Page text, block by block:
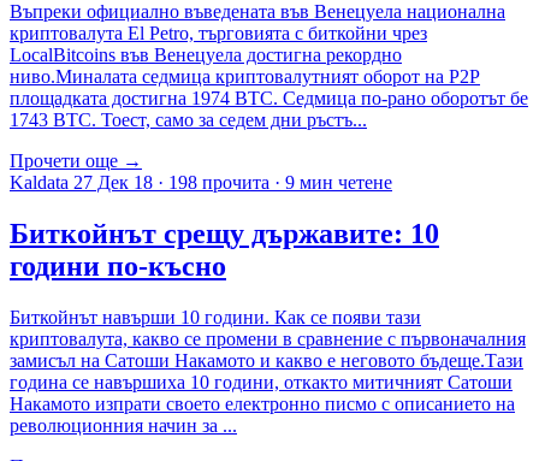
Въпреки официално въведената във Венецуела национална
криптовалута El Petro, търговията с биткойни чрез
LocalBitcoins във Венецуела достигна рекордно
ниво.Миналата седмица криптовалутният оборот на P2P
площадката достигна 1974 BTC. Седмица по-рано оборотът бе
1743 BTC. Тоест, само за седем дни ръстъ...
Прочети още →
Kaldata 27 Дек 18 · 198 прочита · 9 мин четене
Биткойнът срещу държавите: 10
години по-късно
Биткойнът навърши 10 години. Как се появи тази
криптовалута, какво се промени в сравнение с първоначалния
замисъл на Сатоши Накамото и какво е неговото бъдеще.Тази
година се навършиха 10 години, откакто митичният Сатоши
Накамото изпрати своето електронно писмо с описанието на
революционния начин за ...